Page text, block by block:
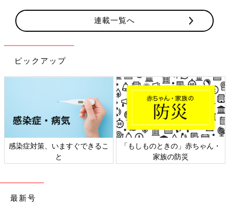
連載一覧へ
ピックアップ
感染症対策、いますぐできるこ
と
「もしものときの」赤ちゃん・
家族の防災
最新号